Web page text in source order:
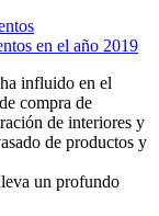
en el año 2019
influido en el
compra de
de interiores y
de productos y
un profundo